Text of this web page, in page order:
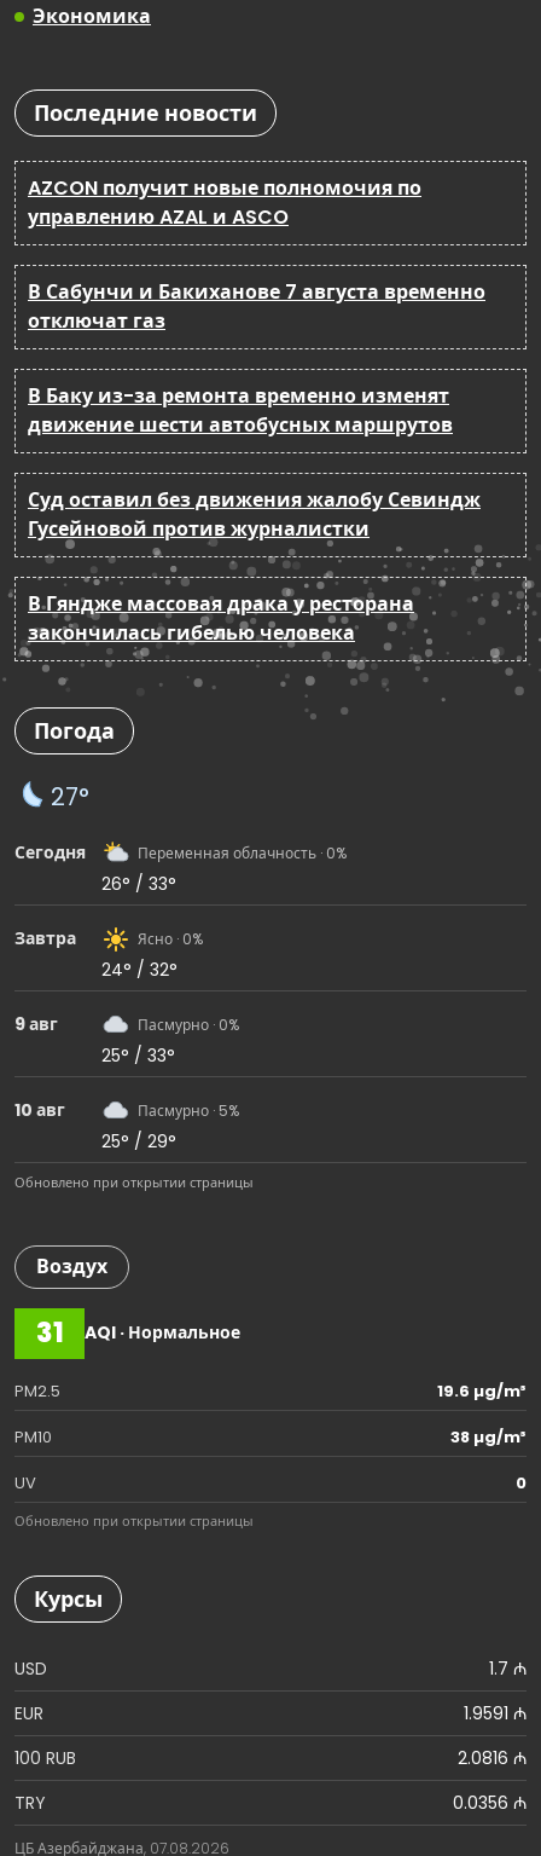
Экономика
Последние новости
AZCON получит новые полномочия по
управлению AZAL и ASCO
В Сабунчи и Бакиханове 7 августа временно
отключат газ
В Баку из-за ремонта временно изменят
движение шести автобусных маршрутов
Суд оставил без движения жалобу Севиндж
Гусейновой против журналистки
В Гяндже массовая драка у ресторана
закончилась гибелью человека
Погода
27°
Сегодня Переменная облачность · 0%
26° / 33°
Завтра Ясно · 0%
24° / 32°
9 авг Пасмурно · 0%
25° / 33°
10 авг Пасмурно · 5%
25° / 29°
Обновлено при открытии страницы
Воздух
31 AQI · Нормальное
PM2.5
19.6 µg/m³
PM10
38 µg/m³
UV
0
Обновлено при открытии страницы
Курсы
USD
1.7 ₼
EUR
1.9591 ₼
100 RUB
2.0816 ₼
TRY
0.0356 ₼
ЦБ Азербайджана, 07.08.2026